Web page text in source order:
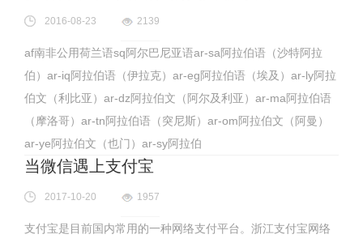
2016-08-23 2139
af南非公用荷兰语sq阿尔巴尼亚语ar-sa阿拉伯语（沙特阿拉
伯）ar-iq阿拉伯语（伊拉克）ar-eg阿拉伯语（埃及）ar-ly阿拉
伯文（利比亚）ar-dz阿拉伯文（阿尔及利亚）ar-ma阿拉伯语
（摩洛哥）ar-tn阿拉伯语（突尼斯）ar-om阿拉伯文（阿曼）
ar-ye阿拉伯文（也门）ar-sy阿拉伯
当微信遇上支付宝
2017-10-20 1957
支付宝是目前国内常用的一种网络支付平台。浙江支付宝网络